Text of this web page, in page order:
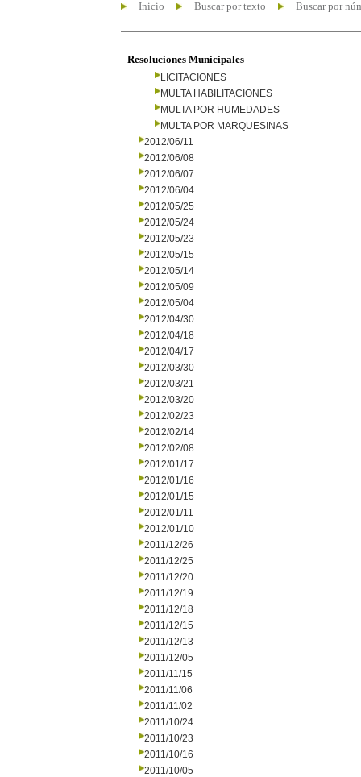
Inicio Buscar por texto Buscar por
Resoluciones Municipales
LICITACIONES
MULTA HABILITACIONES
MULTA POR HUMEDADES
MULTA POR MARQUESINAS
2012/06/11
2012/06/08
2012/06/07
2012/06/04
2012/05/25
2012/05/24
2012/05/23
2012/05/15
2012/05/14
2012/05/09
2012/05/04
2012/04/30
2012/04/18
2012/04/17
2012/03/30
2012/03/21
2012/03/20
2012/02/23
2012/02/14
2012/02/08
2012/01/17
2012/01/16
2012/01/15
2012/01/11
2012/01/10
2011/12/26
2011/12/25
2011/12/20
2011/12/19
2011/12/18
2011/12/15
2011/12/13
2011/12/05
2011/11/15
2011/11/06
2011/11/02
2011/10/24
2011/10/23
2011/10/16
2011/10/05